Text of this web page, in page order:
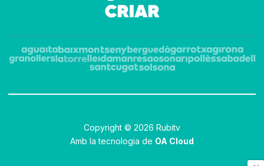
Copyright © 2026 Rubitv
Amb la tecnologia de OA Cloud